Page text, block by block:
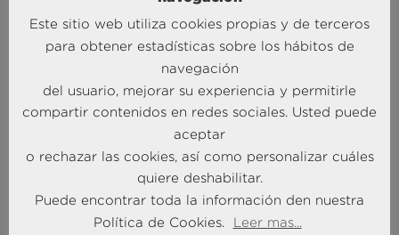
comportamiento del
consumidor.
Este sitio web utiliza cookies propias y de terceros
para obtener estadísticas sobre los hábitos de
navegación
del usuario, mejorar su experiencia y permitirle
compartir contenidos en redes sociales. Usted puede
aceptar
o rechazar las cookies, así como personalizar cuáles
quiere deshabilitar.
Puede encontrar toda la información den nuestra
Política de Cookies.
Leer mas...